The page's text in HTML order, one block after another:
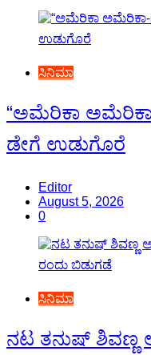
ಸಿನಿಮಾ
“ಅಮೆರಿಕಾ
ಡೇಗೆ ಉಡುಗೊರೆ
Editor
August 5, 2026
0
ಸಿನಿಮಾ
ನಟ ತನುಷ್ ಶಿವಣ್ಣ